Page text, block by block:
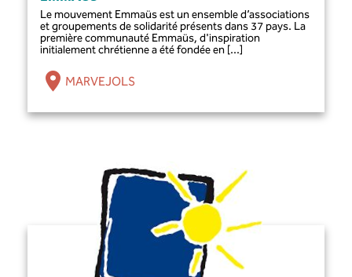
Le mouvement Emmaüs est un ensemble d’associations
et groupements de solidarité présents dans 37 pays. La
première communauté Emmaüs, d'inspiration
initialement chrétienne a été fondée en [...]
MARVEJOLS